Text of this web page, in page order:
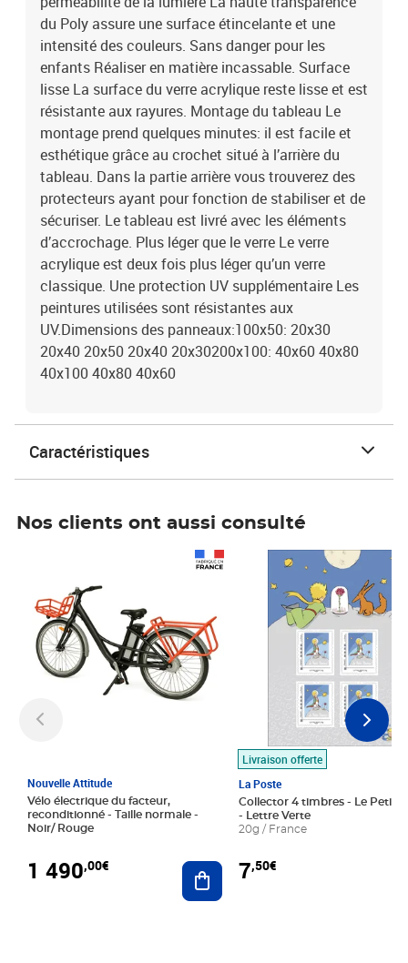
du Poly assure une surface étincelante et une
intensité des couleurs. Sans danger pour les
enfants Réaliser en matière incassable. Surface
lisse La surface du verre acrylique reste lisse et est
résistante aux rayures. Montage du tableau Le
montage prend quelques minutes: il est facile et
esthétique grâce au crochet situé à l’arrière du
tableau. Dans la partie arrière vous trouverez des
protecteurs ayant pour fonction de stabiliser et de
sécuriser. Le tableau est livré avec les éléments
d’accrochage. Plus léger que le verre Le verre
acrylique est deux fois plus léger qu’un verre
classique. Une protection UV supplémentaire Les
peintures utilisées sont résistantes aux
UV.Dimensions des panneaux:100x50: 20x30
20x40 20x50 20x40 20x30200x100: 40x60 40x80
40x100 40x80 40x60
Caractéristiques
Nos clients ont aussi consulté
Nouvelle Attitude
Vélo électrique du facteur,
reconditionné - Taille normale -
Noir/ Rouge
1 490,00€ Ajouter au panier
Livraison offerte
La Poste
Collector 4 timbres - Le Petit
- Lettre Verte
20g / France
7,50€
Prix 7,50€